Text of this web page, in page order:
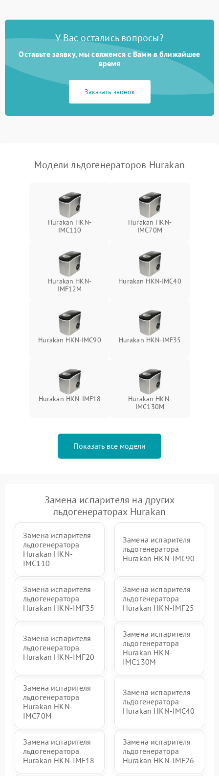
У Вас остались вопросы?
Оставьте заявку, мы свяжемся с Вами в ближайшее
время
Заказать звонок
Модели льдогенераторов Hurakan
Hurakan HKN-
IMC110
Hurakan HKN-
IMC70M
Hurakan HKN-
IMF12M
Hurakan HKN-IMC40
Hurakan HKN-IMC90 Hurakan HKN-IMF35
Hurakan HKN-IMF18
Hurakan HKN-
IMC130M
Показать все модели
Замена испарителя на других
льдогенераторах Hurakan
Замена испарителя
льдогенератора
Hurakan HKN-
IMC110
Замена испарителя
льдогенератора
Hurakan HKN-IMC90
Замена испарителя
льдогенератора
Hurakan HKN-IMF35
Замена испарителя
льдогенератора
Hurakan HKN-IMF25
Замена испарителя
льдогенератора
Hurakan HKN-IMF20
Замена испарителя
льдогенератора
Hurakan HKN-
IMC130M
Замена испарителя
льдогенератора
Hurakan HKN-
IMC70M
Замена испарителя
льдогенератора
Hurakan HKN-IMC40
Замена испарителя
льдогенератора
Hurakan HKN-IMF18
Замена испарителя
льдогенератора
Hurakan HKN-IMF26